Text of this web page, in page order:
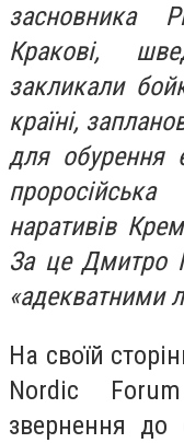
засновника
Кракові,
закликали
країні,
для обурення
наративів
За це Дмитро
«адекватними
На своїй
Nordic
звернення до